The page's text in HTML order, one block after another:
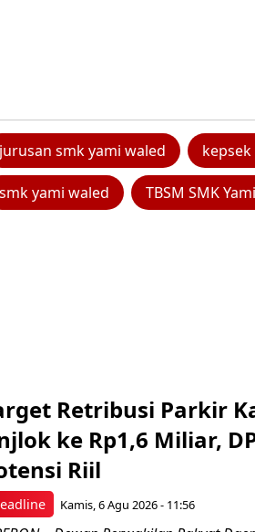
jurusan smk yami waled
smk yami waled TBSM SMK
Retribusi Parkir
ke Rp1,6 Miliar,
Riil
Kamis, 6 Agu 2026 - 11:56